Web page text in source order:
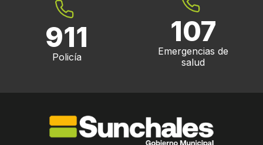
911
Policía
107
Emergencias de
salud